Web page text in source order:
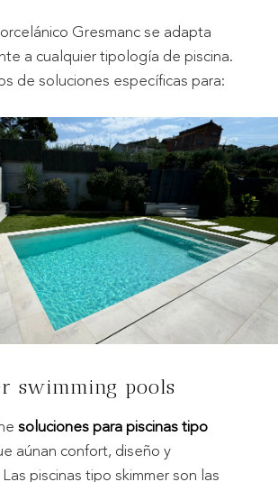
Gresmanc se adapta
a cualquier tipología de piscina.
de soluciones específicas para:
swimming pools
soluciones para piscinas tipo
aúnan confort, diseño y
piscinas tipo skimmer son las